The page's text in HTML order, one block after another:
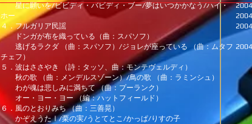
星に願いを/ビビディ・バビディ・ブー/夢はいつかかなう/ハイ・
ホー
４．フルガリア民謡
ドンガが布を織っている（曲：スパソフ）
逃げるラクダ （曲：スパソフ）/ジョレが座っている （曲：ムタフ
チェフ）
５． 波はささやき （詩：タッソ、曲：モンテヴェルディ）
秋の歌 （曲：メンデルスゾーン）/鳥の歌 （曲：ラミンシュ）
わが魂は悲しみに満ちて （曲：プーランク）
オー・ヨー・ヨー （編：ハットフィールド）
６．風のとおりみち （曲：三善晃）
かぞえうたⅠ/栗の実/うとてとこ/かっぱ/りすの子
（